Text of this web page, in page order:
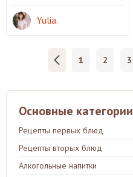
Yulia.
1 2 3
Основные категории
Рецепты первых блюд
Рецепты вторых блюд
Алкогольные напитки